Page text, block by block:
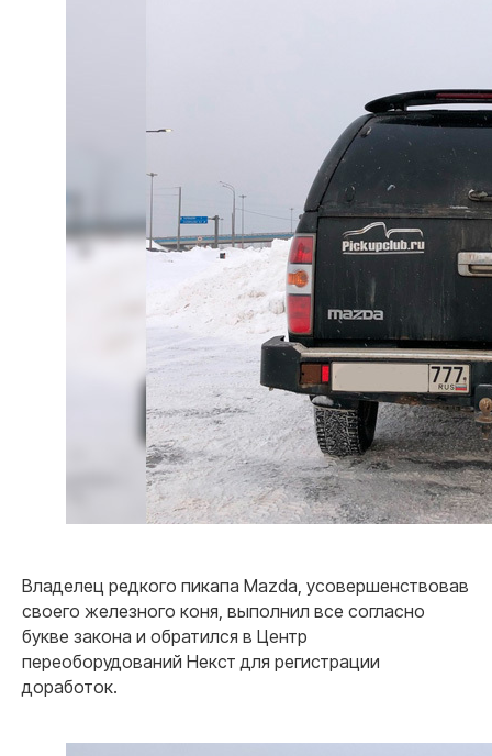
Владелец редкого пикапа Mazda, усовершенствовав
своего железного коня, выполнил все согласно
букве закона и обратился в Центр
переоборудований Некст для регистрации
доработок.